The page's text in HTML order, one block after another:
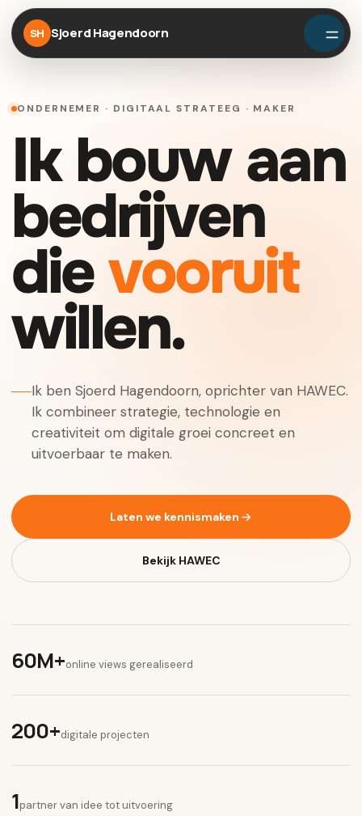
SH Sjoerd Hagendoorn
ONDERNEMER · DIGITAAL STRATEEG · MAKER
Ik bouw aan
bedrijven
dievooruit
willen.
Ik ben Sjoerd Hagendoorn, oprichter van HAWEC.
Ik combineer strategie, technologie en
creativiteit om digitale groei concreet en
uitvoerbaar te maken.
Laten we kennismaken
Bekijk HAWEC
60M+online views gerealiseerd
200+digitale projecten
1partner van idee tot uitvoering